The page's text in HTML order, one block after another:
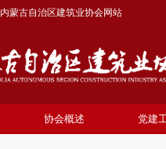
内蒙古自治区建筑业协会网站
协会概述 党建